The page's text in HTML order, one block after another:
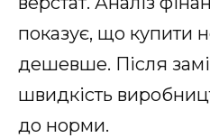
показує, що купити
дешевше. Після
швидкість
до норми.